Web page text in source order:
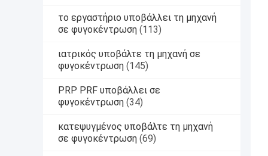
το εργαστήριο υποβάλλει τη μηχανή
σε φυγοκέντρωση (113)
ιατρικός υποβάλτε τη μηχανή σε
φυγοκέντρωση (145)
PRP PRF υποβάλλει σε
φυγοκέντρωση (34)
κατεψυγμένος υποβάλτε τη μηχανή
σε φυγοκέντρωση (69)